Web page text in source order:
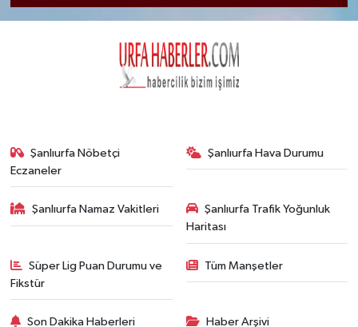
Şanlıurfa Nöbetçi
Eczaneler
Şanlıurfa Hava Durumu
Şanlıurfa Namaz Vakitleri
Şanlıurfa Trafik Yoğunluk
Haritası
Süper Lig Puan Durumu ve
Fikstür
Tüm Manşetler
Son Dakika Haberleri Haber Arşivi